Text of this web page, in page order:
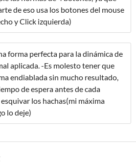
de eso usa los botones del mouse
y Click izquierda)
forma perfecta para la dinámica de
aplicada. -Es molesto tener que
endiablada sin mucho resultado,
de espera antes de cada
los hachas(mi máxima
lo deje)